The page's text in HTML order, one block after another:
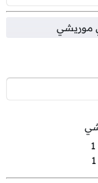
موريشي
1
1